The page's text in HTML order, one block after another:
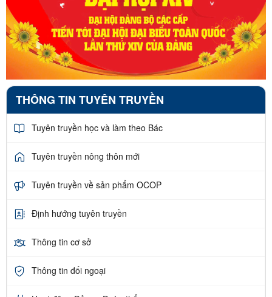
THÔNG TIN TUYÊN TRUYỀN
Tuyên truyền học và làm theo Bác
Tuyên truyền nông thôn mới
Tuyên truyền về sản phẩm OCOP
Định hướng tuyên truyền
Thông tin cơ sở
Thông tin đối ngoại